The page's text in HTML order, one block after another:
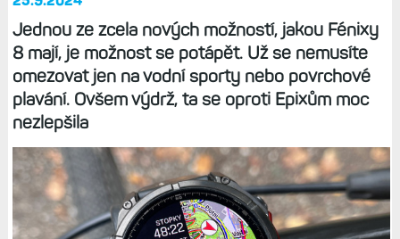
Jednou ze zcela nových možností, jakou Fénixy
8 mají, je možnost se potápět. Už se nemusíte
omezovat jen na vodní sporty nebo povrchové
plavání. Ovšem výdrž, ta se oproti Epixům moc
nezlepšila